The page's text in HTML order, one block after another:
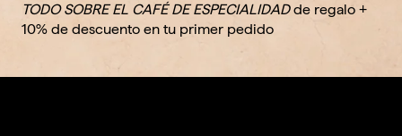
TODO SOBRE EL CAFÉ DE ESPECIALIDADde regalo +
10% de descuento en tu primer pedido